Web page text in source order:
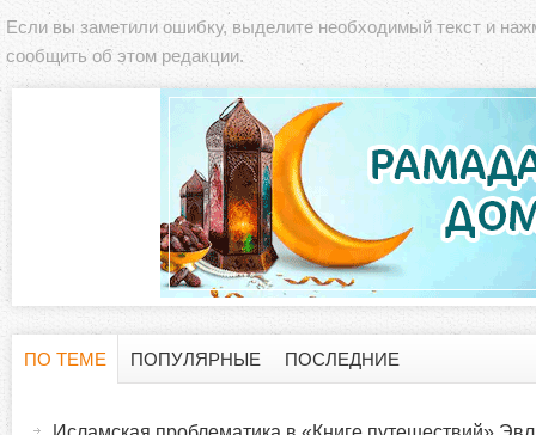
Если вы заметили ошибку, выделите необходимый текст и
сообщить об этом редакции.
ПО ТЕМЕ
ПОПУЛЯРНЫЕ ПОСЛЕДНИЕ